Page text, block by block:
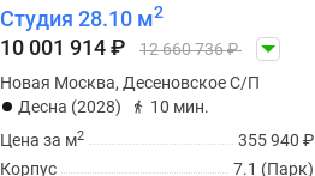
Студия 28.10 м2
10 001 914₽ 12 660 736₽
Новая Москва, Десеновское С/П
Десна (2028)
10 мин.
355 940 ₽
Цена за м2
7.1 (Парк)
Корпус